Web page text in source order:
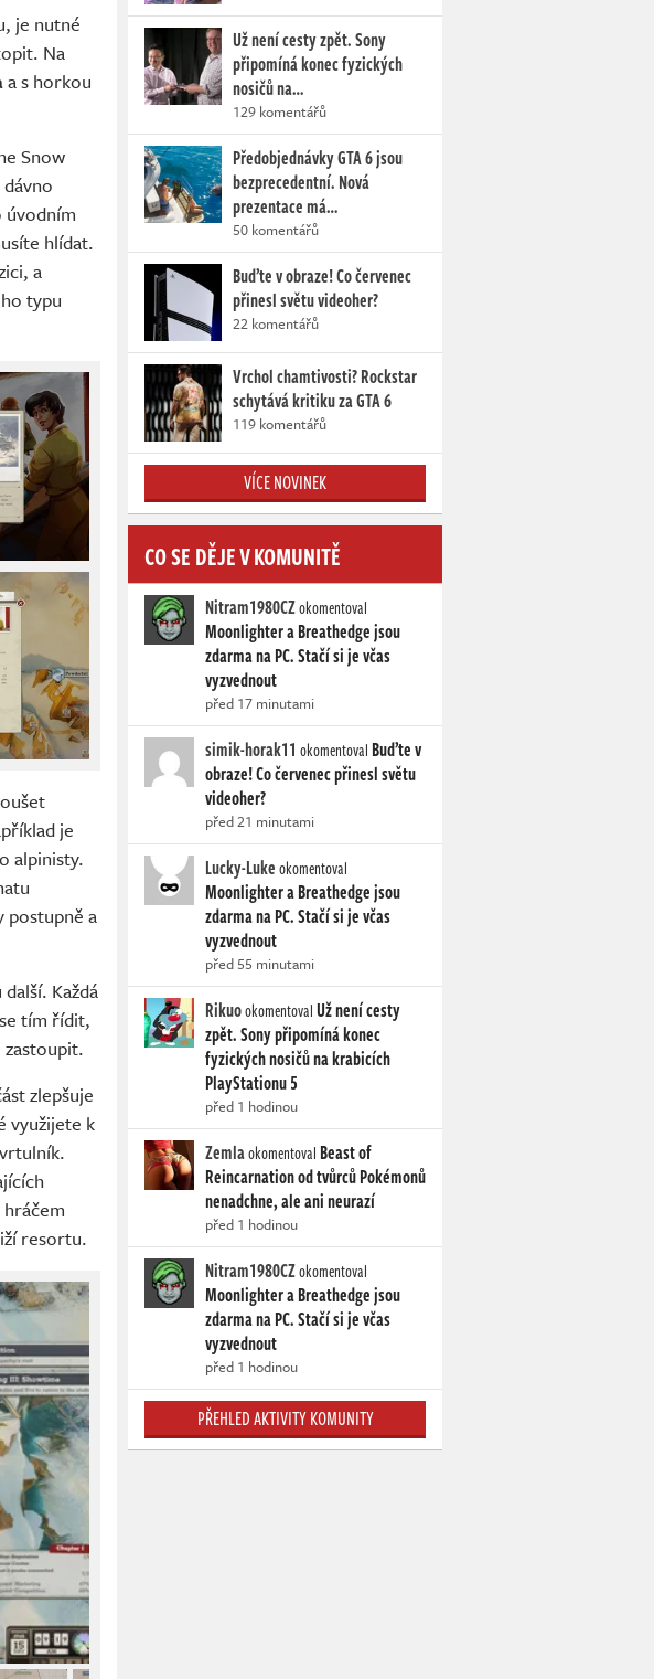
je nutné
Na
a s horkou
Snow
úvodním
hlídat.
a
typu
je
alpinisty.
postupně a
Každá
tím řídit,
zlepšuje
využijete k
resortu.
Už není cesty zpět. Sony
připomíná konec fyzických
nosičů na…
129 komentářů
Předobjednávky GTA 6 jsou
bezprecedentní. Nová
prezentace má…
50 komentářů
Buďte v obraze! Co červenec
přinesl světu videoher?
22 komentářů
Vrchol chamtivosti? Rockstar
schytává kritiku za GTA 6
119 komentářů
VÍCE NOVINEK
CO SE DĚJE V KOMUNITĚ
Nitram1980CZokomentoval
Moonlighter a Breathedge jsou
zdarma na PC. Stačí si je včas
vyzvednout
před 17 minutami
simik-horak11 okomentoval Buďte v
obraze! Co červenec přinesl světu
videoher?
před 21 minutami
Lucky-Lukeokomentoval
Moonlighter a Breathedge jsou
zdarma na PC. Stačí si je včas
vyzvednout
před 55 minutami
RikuookomentovalUž není cesty
zpět. Sony připomíná konec
fyzických nosičů na krabicích
PlayStationu 5
před 1 hodinou
Zemlaokomentoval Beast of
Reincarnation od tvůrců Pokémonů
nenadchne, ale ani neurazí
před 1 hodinou
Nitram1980CZokomentoval
Moonlighter a Breathedge jsou
zdarma na PC. Stačí si je včas
vyzvednout
před 1 hodinou
PŘEHLED AKTIVITY KOMUNITY